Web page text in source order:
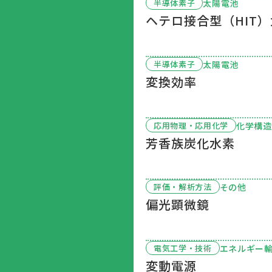
半導体素子 太陽電池
ヘテロ接合型（HIT
半導体素子 太陽電池
変換効率
応用物理・応用化学 化学構造
芳香族炭化水素
評価・解析方法 その他
偏光顕微鏡
電気工学・技術 エネルギー
変動電源